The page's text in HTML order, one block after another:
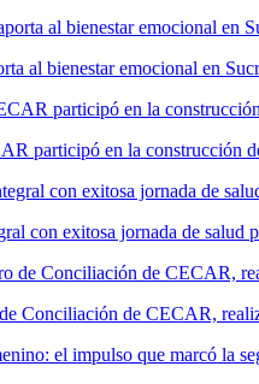
al bienestar emocional en
participó en la construcción
con exitosa jornada de salud
Conciliación de CECAR,